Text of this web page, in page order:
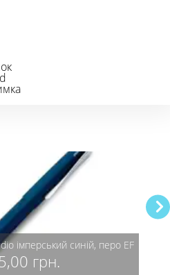
імперський синій, перо EF
грн.